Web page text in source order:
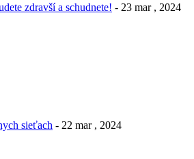
zdravší a schudnete! - 23 mar , 2024
sieťach - 22 mar , 2024